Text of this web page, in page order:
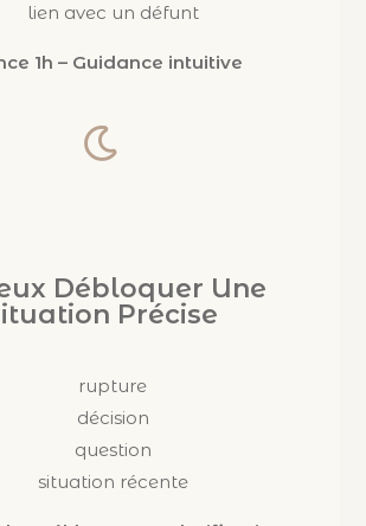
lien avec un défunt
1h – Guidance intuitive
Débloquer Une
Précise
rupture
décision
question
situation récente